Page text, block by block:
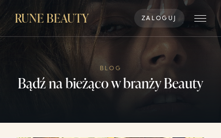
RUNE BEAUTY ZALOGUJ
BLOG
Bądź na bieżąco w branży Beauty